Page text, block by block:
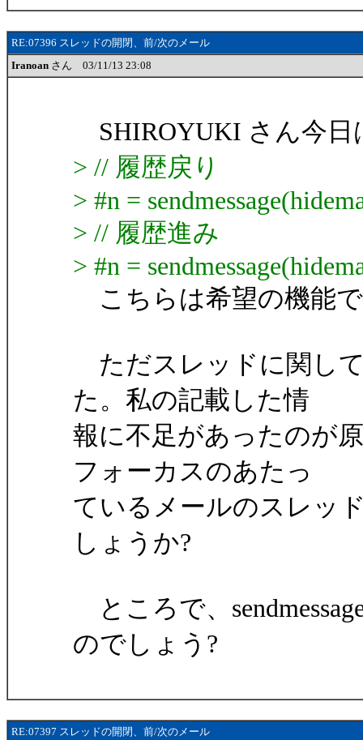
RE:07396 スレッドの開閉、前/次のメール
Iranoan さん 03/11/13 23:08
SHIROYUKI さん今日
> // 履歴戻り
> #n =
> // 履歴進み
> #n =
こちらは希望の機能
ただスレッドに関し
た。私の記載した情
報に不足があったのが
フォーカスのあたっ
ているメールのスレッ
しょうか?
ところで、
のでしょう?
RE:07397 スレッドの開閉、前/次のメール